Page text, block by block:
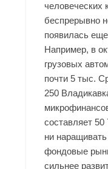
человеческих
беспрерывно
появилась
Например, в
грузовых
почти 5 тыс.
250
составляет
ни
фондовые
сильнее